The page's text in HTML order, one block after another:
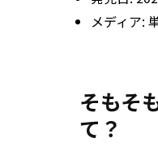
メディア:
そもそ
て？